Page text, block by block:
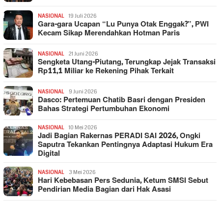
NASIONAL 19 Juli 2026
Gara-gara Ucapan “Lu Punya Otak Enggak?”, PWI
Kecam Sikap Merendahkan Hotman Paris
NASIONAL 21 Juni 2026
Sengketa Utang-Piutang, Terungkap Jejak Transaksi
Rp11,1 Miliar ke Rekening Pihak Terkait
NASIONAL 9 Juni 2026
Dasco: Pertemuan Chatib Basri dengan Presiden
Bahas Strategi Pertumbuhan Ekonomi
NASIONAL 10 Mei 2026
Jadi Bagian Rakernas PERADI SAI 2026, Ongki
Saputra Tekankan Pentingnya Adaptasi Hukum Era
Digital
NASIONAL 3 Mei 2026
Hari Kebebasan Pers Sedunia, Ketum SMSI Sebut
Pendirian Media Bagian dari Hak Asasi